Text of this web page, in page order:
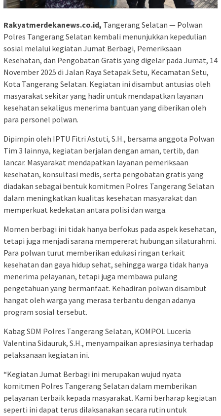
Rakyatmerdekanews.co.id, Tangerang Selatan — Polwan
Polres Tangerang Selatan kembali menunjukkan kepedulian
sosial melalui kegiatan Jumat Berbagi, Pemeriksaan
Kesehatan, dan Pengobatan Gratis yang digelar pada Jumat, 14
November 2025 di Jalan Raya Setapak Setu, Kecamatan Setu,
Kota Tangerang Selatan. Kegiatan ini disambut antusias oleh
masyarakat sekitar yang hadir untuk mendapatkan layanan
kesehatan sekaligus menerima bantuan yang diberikan oleh
para personel polwan.
Dipimpin oleh IPTU Fitri Astuti, S.H., bersama anggota Polwan
Tim 3 lainnya, kegiatan berjalan dengan aman, tertib, dan
lancar. Masyarakat mendapatkan layanan pemeriksaan
kesehatan, konsultasi medis, serta pengobatan gratis yang
diadakan sebagai bentuk komitmen Polres Tangerang Selatan
dalam meningkatkan kualitas kesehatan masyarakat dan
memperkuat kedekatan antara polisi dan warga.
Momen berbagi ini tidak hanya berfokus pada aspek kesehatan,
tetapi juga menjadi sarana mempererat hubungan silaturahmi.
Para polwan turut memberikan edukasi ringan terkait
kesehatan dan gaya hidup sehat, sehingga warga tidak hanya
menerima pelayanan, tetapi juga membawa pulang
pengetahuan yang bermanfaat. Kehadiran polwan disambut
hangat oleh warga yang merasa terbantu dengan adanya
program sosial tersebut.
Kabag SDM Polres Tangerang Selatan, KOMPOL Luceria
Valentina Sidauruk, S.H., menyampaikan apresiasinya terhadap
pelaksanaan kegiatan ini.
“Kegiatan Jumat Berbagi ini merupakan wujud nyata
komitmen Polres Tangerang Selatan dalam memberikan
pelayanan terbaik kepada masyarakat. Kami berharap kegiatan
seperti ini dapat terus dilaksanakan secara rutin untuk